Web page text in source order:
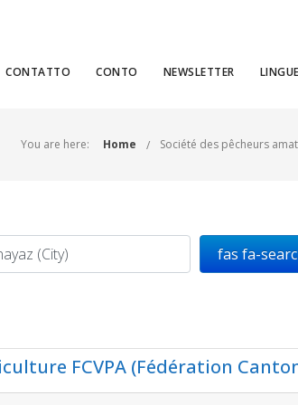
CONTATTO CONTO NEWSLETTER LINGUE
You are here: Home Société des pêcheurs
fas fa-